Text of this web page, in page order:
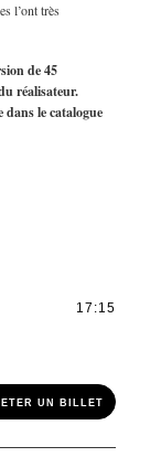
l’ont très
de 45
réalisateur.
dans le catalogue
17:15
UN BILLET